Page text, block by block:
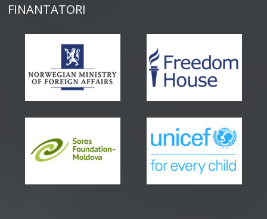
FINANTATORI